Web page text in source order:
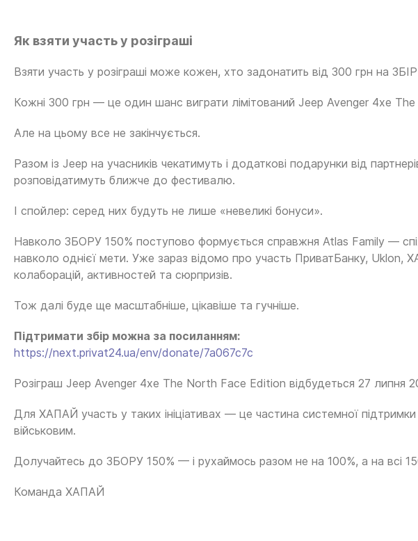
Як взяти участь у розіграші
Взяти участь у розіграші може кожен, хто задонатить від 300 грн на
Кожні 300 грн — це один шанс виграти лімітований Jeep Avenger 4xe
Але на цьому все не закінчується.
Разом із Jeep на учасників чекатимуть і додаткові подарунки від
розповідатимуть ближче до фестивалю.
І спойлер: серед них будуть не лише «невеликі бонуси».
Навколо ЗБОРУ 150% поступово формується справжня Atlas Family —
навколо однієї мети. Уже зараз відомо про участь ПриватБанку, Uklon,
колаборацій, активностей та сюрпризів.
Тож далі буде ще масштабніше, цікавіше та гучніше.
Підтримати збір можна за посиланням:
https://next.privat24.ua/env/donate/7a067c7c
Розіграш Jeep Avenger 4xe The North Face Edition відбудеться 27 липня
Для ХАПАЙ участь у таких ініціативах — це частина системної підтримки
військовим.
Долучайтесь до ЗБОРУ 150% — і рухаймось разом не на 100%, а на всі
Команда ХАПАЙ